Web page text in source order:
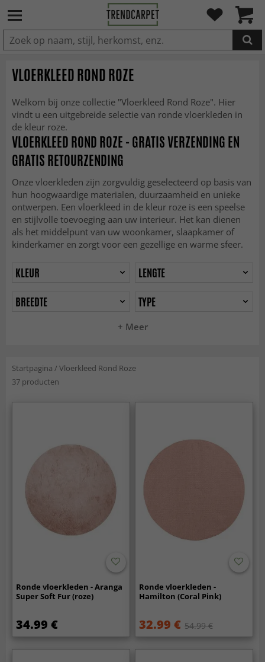
IN DE WINKELWAGEN GELEGD
VLOERKLEED ROND ROZE
Welkom bij onze collectie "Vloerkleed Rond Roze". Hier
vindt u een uitgebreide selectie van ronde vloerkleden in
de kleur roze.
VLOERKLEED ROND ROZE - GRATIS VERZENDING EN
GRATIS RETOURZENDING
Onze vloerkleden zijn zorgvuldig geselecteerd op basis van
hun hoogwaardige materialen, duurzaamheid en unieke
ontwerpen. Een vloerkleed in de kleur roze is een speelse
en stijlvolle toevoeging aan uw interieur. Het kan dienen
als het middelpunt van uw woonkamer, slaapkamer of
kinderkamer en zorgt voor een gezellige en warme sfeer.
+ Meer
KLEUR
LENGTE
BREEDTE
TYPE
Startpagina /Vloerkleed Rond Roze
37 producten
Ronde vloerkleden - Aranga
Super Soft Fur (roze)
34.99 €
Ronde vloerkleden -
Hamilton (Coral Pink)
32.99 € 54.99 €